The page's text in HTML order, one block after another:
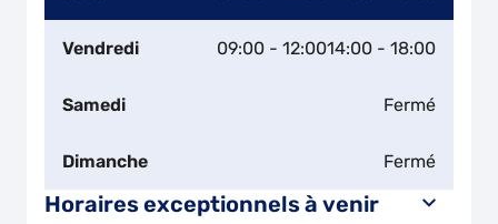
Vendredi 09:00 - 12:0014:00 - 18:00
Samedi Fermé
Dimanche Fermé
Horaires exceptionnels à venir